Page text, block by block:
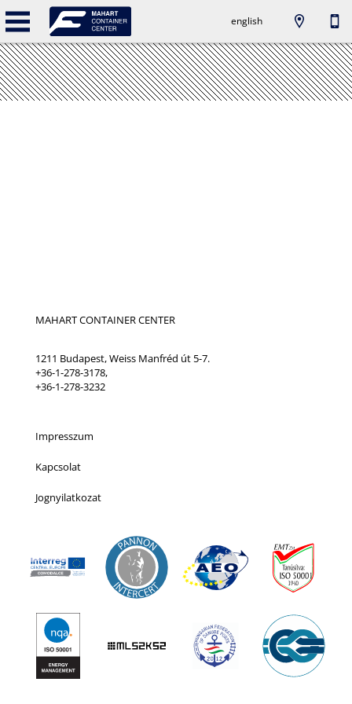
english
MAHART CONTAINER CENTER
1211 Budapest, Weiss Manfréd út 5-7.
+36-1-278-3178,
+36-1-278-3232
Impresszum
Kapcsolat
Jognyilatkozat